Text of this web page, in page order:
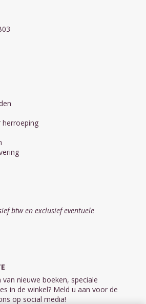
btw en exclusief eventuele
nieuwe boeken, speciale
in de winkel? Meld u aan voor de
op social media!